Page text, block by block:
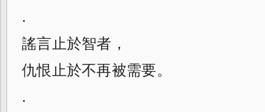
.
謠言止於智者，
仇恨止於不再被需要。
.